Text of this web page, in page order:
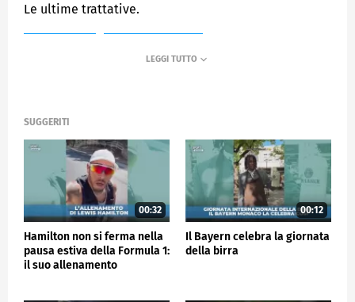
Le ultime trattative.
SUGGERITI
00:32
Hamilton non si ferma nella
pausa estiva della Formula 1:
il suo allenamento
00:12
Il Bayern celebra la giornata
della birra